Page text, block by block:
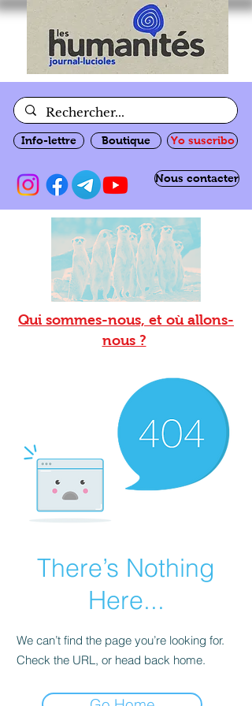
Info-lettre Boutique Yo suscribo
Nous contacter
Qui sommes-nous, et où allons-
nous ?
There’s Nothing
Here...
We can’t find the page you’re looking for.
Check the URL, or head back home.